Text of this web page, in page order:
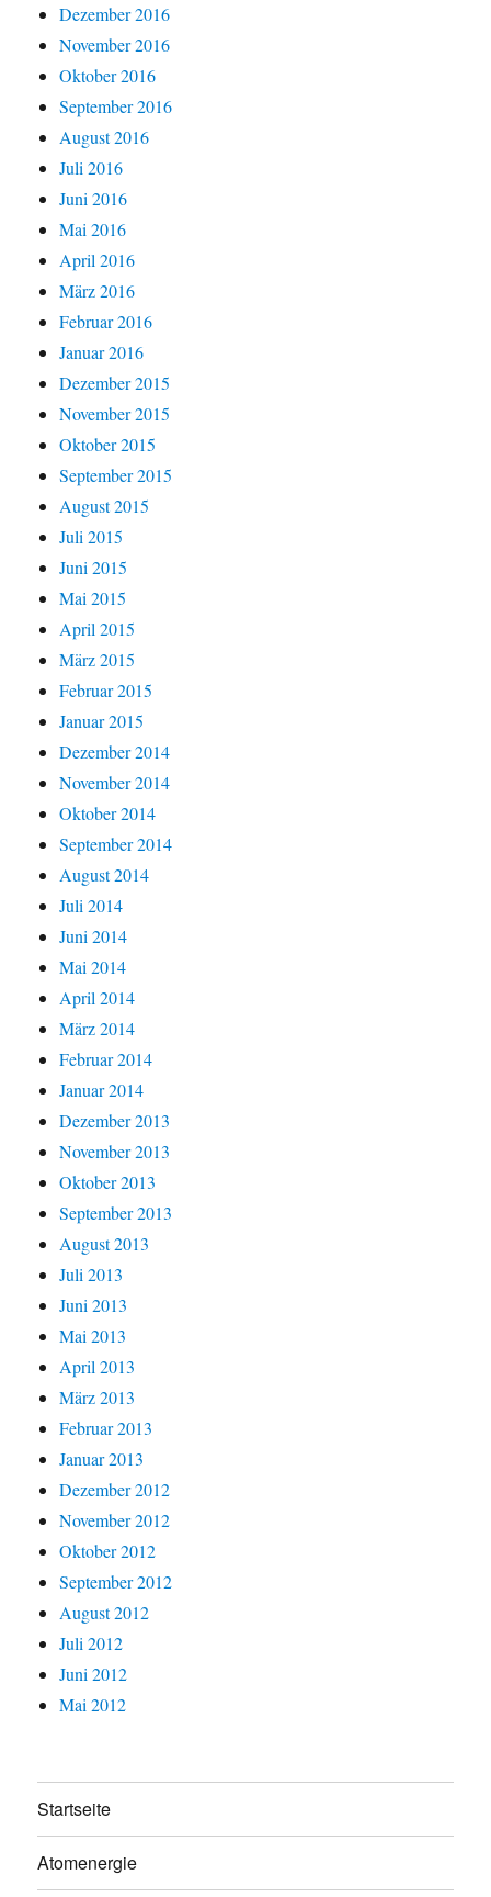
Dezember 2016
November 2016
Oktober 2016
September 2016
August 2016
Juli 2016
Juni 2016
Mai 2016
April 2016
März 2016
Februar 2016
Januar 2016
Dezember 2015
November 2015
Oktober 2015
September 2015
August 2015
Juli 2015
Juni 2015
Mai 2015
April 2015
März 2015
Februar 2015
Januar 2015
Dezember 2014
November 2014
Oktober 2014
September 2014
August 2014
Juli 2014
Juni 2014
Mai 2014
April 2014
März 2014
Februar 2014
Januar 2014
Dezember 2013
November 2013
Oktober 2013
September 2013
August 2013
Juli 2013
Juni 2013
Mai 2013
April 2013
März 2013
Februar 2013
Januar 2013
Dezember 2012
November 2012
Oktober 2012
September 2012
August 2012
Juli 2012
Juni 2012
Mai 2012
Startseite
Atomenergie